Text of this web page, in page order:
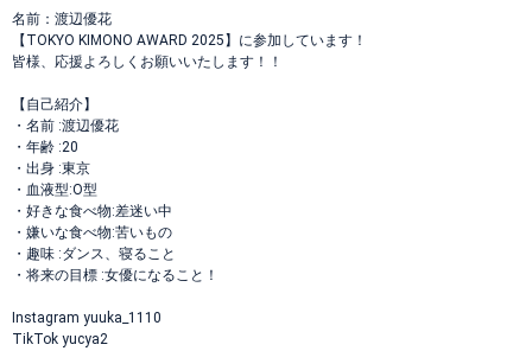
名前：渡辺優花
【TOKYO KIMONO AWARD 2025】に参加しています！
皆様、応援よろしくお願いいたします！！
【自己紹介】
・名前 :渡辺優花
・年齢 :20
・出身 :東京
・血液型:O型
・好きな食べ物:差迷い中
・嫌いな食べ物:苦いもの
・趣味 :ダンス、寝ること
・将来の目標 :女優になること！
Instagram yuuka_1110
TikTok yucya2